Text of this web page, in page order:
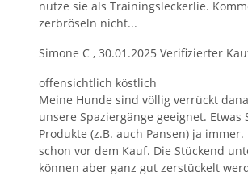
nutze sie als Trainingsleckerlie.
zerbröseln nicht...
Simone C , 30.01.2025 Verifizierter
offensichtlich köstlich
Meine Hunde sind völlig verrückt
unsere Spaziergänge geeignet. Etwas
Produkte (z.B. auch Pansen) ja
schon vor dem Kauf. Die Stückend
können aber ganz gut zerstückelt